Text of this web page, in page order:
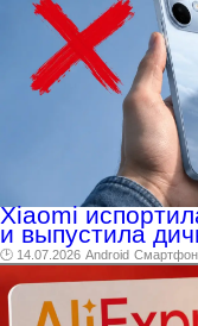
Xiaomi
и выпустила
🕑 14.07.2026 Android